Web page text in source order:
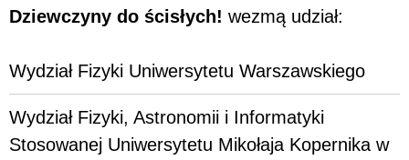
Dziewczyny do ścisłych! wezmą udział:
Wydział Fizyki Uniwersytetu Warszawskiego
Wydział Fizyki, Astronomii i Informatyki
Stosowanej Uniwersytetu Mikołaja Kopernika w